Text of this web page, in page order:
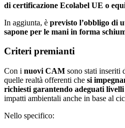
di certificazione Ecolabel UE o
In aggiunta, è previsto l’obbligo di
sapone per le mani in forma
Criteri premianti
Con i nuovi CAM sono stati inseriti
quelle realtà offerenti che si
richiesti garantendo adeguati
impatti ambientali anche in base al
Nello specifico: